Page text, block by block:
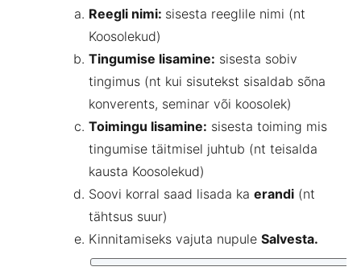
Reegli nimi: sisesta reeglile nimi (nt
Koosolekud)
Tingumise lisamine: sisesta sobiv
tingimus (nt kui sisutekst sisaldab sõna
konverents, seminar või koosolek)
Toimingu lisamine: sisesta toiming mis
tingumise täitmisel juhtub (nt teisalda
kausta Koosolekud)
Soovi korral saad lisada ka erandi (nt
tähtsus suur)
Kinnitamiseks vajuta nupule Salvesta.